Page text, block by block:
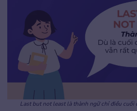
Last but not least là thành ngữ chỉ điều